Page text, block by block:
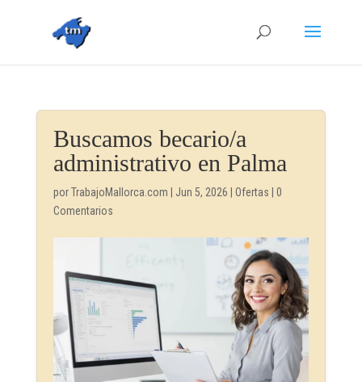
Buscamos becario/a
administrativo en Palma
porTrabajoMallorca.com Jun 5, 2026 Ofertas
0
Comentarios